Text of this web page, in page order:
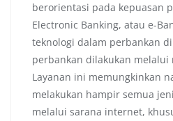
berorientasi pada kepuasan
Electronic Banking, atau e-
teknologi dalam perbankan
perbankan dilakukan
Layanan ini memungkinkan
melakukan hampir semua
melalui sarana internet,